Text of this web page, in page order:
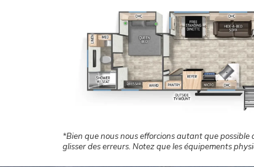
VISITER
*Bien que nous nous efforcions autant que possible
glisser des erreurs. Notez que les équipements